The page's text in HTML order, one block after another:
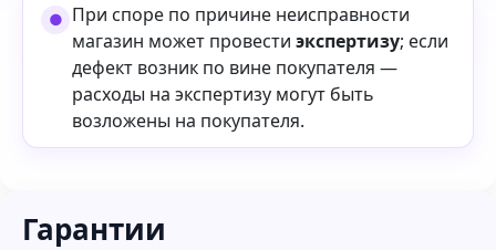
При споре по причине неисправности
магазин может провести экспертизу; если
дефект возник по вине покупателя —
расходы на экспертизу могут быть
возложены на покупателя.
Гарантии